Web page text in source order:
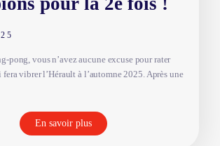
pong, vous n’avez aucune excuse pour rater
fera vibrer l’Hérault à l’automne 2025. Après une
En savoir plus